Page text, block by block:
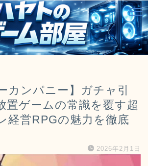
カンパニー】ガチャ引
置ゲームの常識を覆す超
経営RPGの魅力を徹底
2026年2月1日